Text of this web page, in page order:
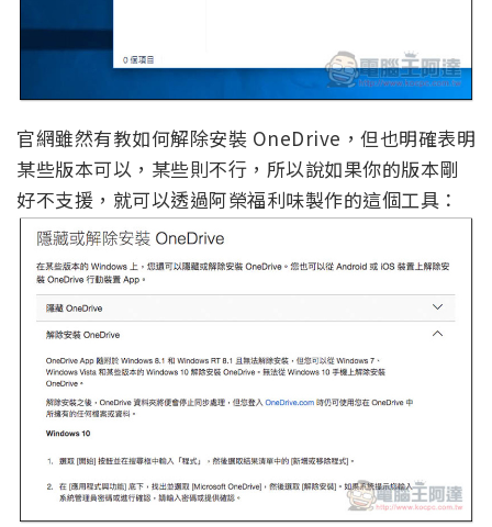
官網雖然有教如何解除安裝 OneDrive，但也明確表明
某些版本可以，某些則不行，所以說如果你的版本剛
好不支援，就可以透過阿榮福利味製作的這個工具：